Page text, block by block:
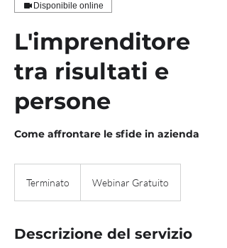
Disponibile online
L'imprenditore
tra risultati e
persone
Come affrontare le sfide in azienda
Terminato
i
Webinar Gratuito
Descrizione del servizio